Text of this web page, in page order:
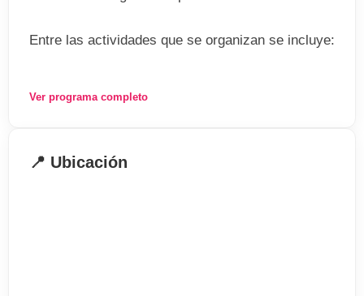
Entre las actividades que se organizan se incluye:
. Visita al teatro de marionetas Puppenkiste
. Deportes
Ver programa completo
📍 Ubicación